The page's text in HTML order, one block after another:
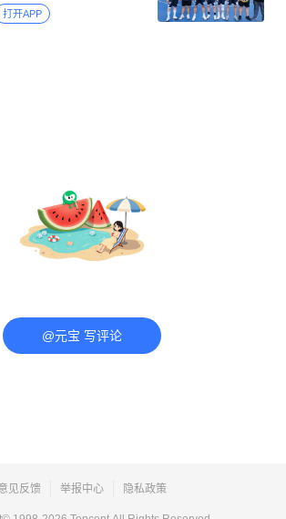
打开APP
@元宝 写评论
见反馈 举报中心 隐私政策